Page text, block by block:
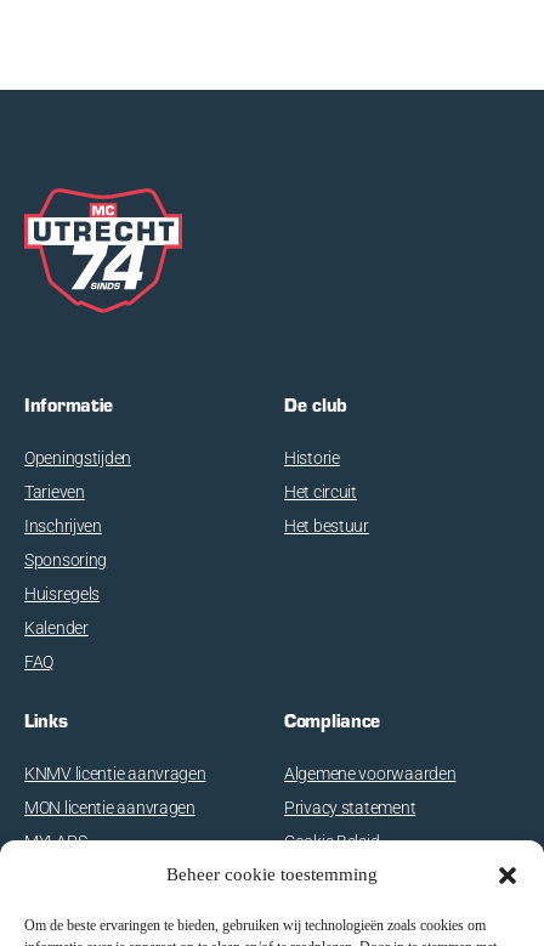
Beheer cookie toestemming
Om de beste ervaringen te bieden, gebruiken wij technologieën zoals cookies om
Informatie
Openingstijden
Tarieven
Inschrijven
Sponsoring
Huisregels
Kalender
FAQ
De club
Historie
Het circuit
Het bestuur
Links
KNMV licentie aanvragen
MON licentie aanvragen
MYLAPS
Compliance
Algemene voorwaarden
Privacy statement
Cookie Beleid
Disclaimer
E-com